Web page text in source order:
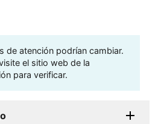
de atención podrían cambiar.
el sitio web de la
para verificar.